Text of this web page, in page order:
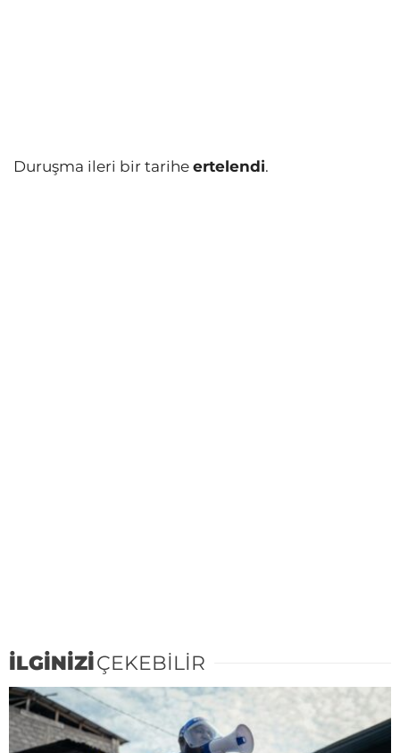
Duruşma ileri bir tarihe ertelendi.
İLGİNİZİÇEKEBİLİR